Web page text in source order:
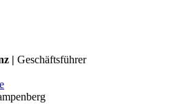
| Geschäftsführer